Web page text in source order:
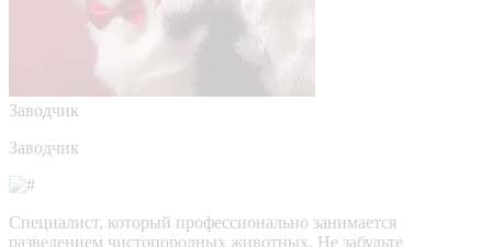
Заводчик
Заводчик
Специалист, который профессионально занимается
разведением чистопородных животных. Не забудьте